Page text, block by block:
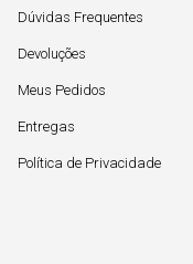
Dúvidas Frequentes
Devoluções
Meus Pedidos
Entregas
Política de Privacidade